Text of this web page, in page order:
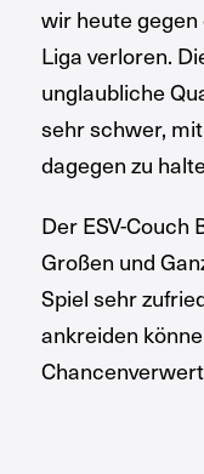
wir heute
Liga verloren.
unglaubliche
sehr schwer,
dagegen zu
Der ESV-Couch
Großen und
Spiel sehr
ankreiden